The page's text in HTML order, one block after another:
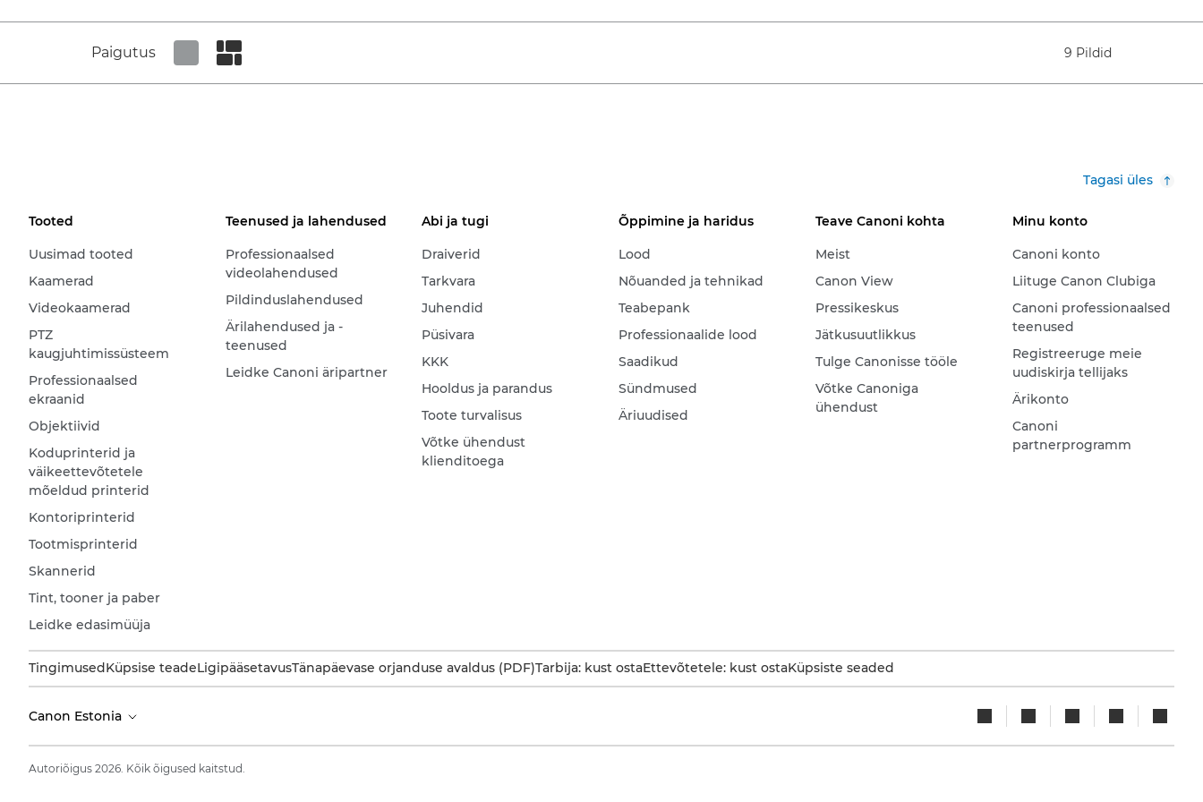
Paigutus 9 Pildid
Tagasi üles
Tooted
Uusimad tooted
Kaamerad
Videokaamerad
PTZ
kaugjuhtimissüsteem
Professionaalsed
ekraanid
Objektiivid
Koduprinterid ja
väikeettevõtetele
mõeldud printerid
Kontoriprinterid
Tootmisprinterid
Skannerid
Tint, tooner ja paber
Leidke edasimüüja
Teenused ja lahendused
Professionaalsed
videolahendused
Pildinduslahendused
Ärilahendused ja -
teenused
Leidke Canoni äripartner
Abi ja tugi
Draiverid
Tarkvara
Juhendid
Püsivara
KKK
Hooldus ja parandus
Toote turvalisus
Võtke ühendust
klienditoega
Õppimine ja haridus
Lood
Nõuanded ja tehnikad
Teabepank
Professionaalide lood
Saadikud
Sündmused
Äriuudised
Teave Canoni kohta
Meist
Canon View
Pressikeskus
Jätkusuutlikkus
Tulge Canonisse tööle
Võtke Canoniga
ühendust
Minu konto
Canoni konto
Liituge Canon Clubiga
Canoni professionaalsed
teenused
Registreeruge meie
uudiskirja tellijaks
Ärikonto
Canoni
partnerprogramm
TingimusedKüpsise teadeLigipääsetavusTänapäevase orjanduse avaldus (PDF)Tarbija: kust ostaEttevõtetele: kust ostaKüpsiste seaded
Canon Estonia
Autoriõigus 2026. Kõik õigused kaitstud.